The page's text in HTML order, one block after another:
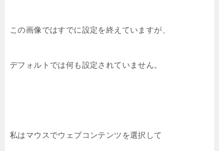
この画像ではすでに設定を終えていますが、
デフォルトでは何も設定されていません。
私はマウスでウェブコンテンツを選択して